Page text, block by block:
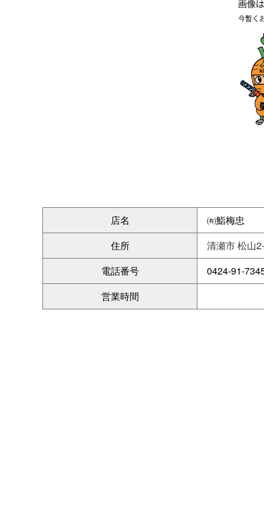
店名
㈲鮨梅忠
住所
清瀬市 松山
電話番号
0424-91-
営業時間